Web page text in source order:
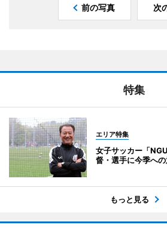
前の写真 次
特集
エリア特集
女子サッカー「
督・選手に今季へ
もっと見る